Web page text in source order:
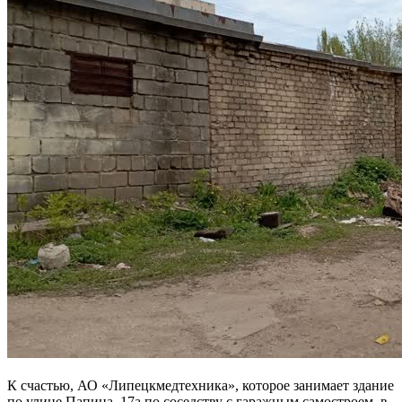
К счастью, АО «Липецкмедтехника», которое занимает здание